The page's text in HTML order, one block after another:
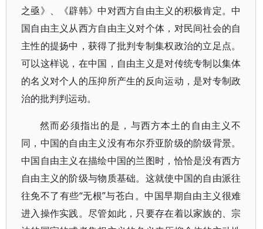
之亟》、《辟韩》中对西方自由主义的积极肯定。中
国自由主义从西方自由主义对个体，对民间社会的自
主性的提扬中，获得了批判专制集权政治的立足点。
可以这样说，在中国，自由主义是对传统专制以集体
的名义对个人的压抑所产生的反向运动，是对专制政
治的批判判运动。
然而必须指出的是，与西方本土的自由主义不
同，中国的自由主义没有布尔乔亚阶级的阶级背景。
中国自由主义在描绘中国的兰图时，恰恰是没有西方
自由主义的阶级与物质基础。这就使中国的自由派往
往免不了有些“无根”与苍白。中国早期自由主义很难
进入操作实践。尽管如此，只要存在着以家族的、宗